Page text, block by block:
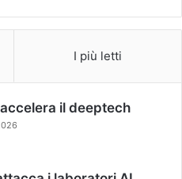
I più letti
accelera il deeptech